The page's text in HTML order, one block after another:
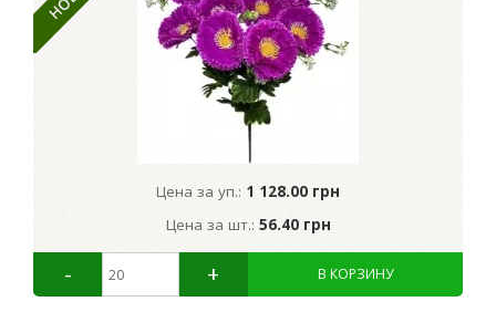
Цена за уп.: 1 128.00 грн
Цена за шт.: 56.40 грн